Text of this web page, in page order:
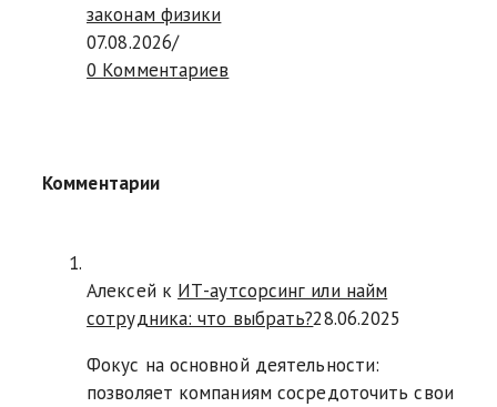
законам физики
07.08.2026/
0 Комментариев
Комментарии
Алексей к ИТ-аутсорсинг или найм
сотрудника: что выбрать?28.06.2025
Фокус на основной деятельности:
позволяет компаниям сосредоточить свои